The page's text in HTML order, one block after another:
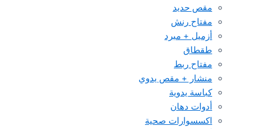
مقص حديد
مفتاح رنش
أزميل + مبرد
طقطاق
مفتاح ربط
منشار + مقص يدوي
كباسة يدوية
أدوات دهان
اكسسوارات صحية